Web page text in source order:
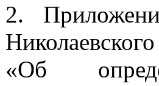
2.
«Об